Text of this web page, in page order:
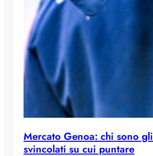
Mercato Genoa: chi sono gli
svincolati su cui puntare